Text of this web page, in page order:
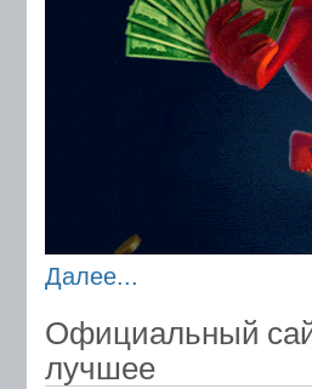
Далее...
Официальный
лучшее